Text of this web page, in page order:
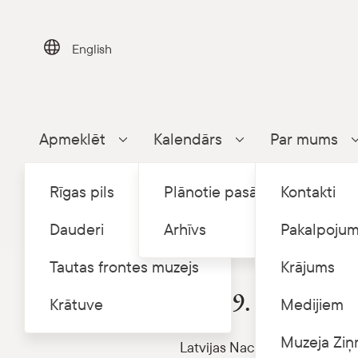
English
Apmeklēt Parādīt apakšizvēlni
Rīgas pils
Dauderi
Tautas frontes muzejs
Krātuve
Kalendārs Parādīt apakšizvēlni
Plānotie pasākumi
Arhīvs
Par mums
Kontakti
Krājums
Medijiem
Muzeja
Izstāde DauderosNo 19. marta
Latvijas Nacionālā vēstures